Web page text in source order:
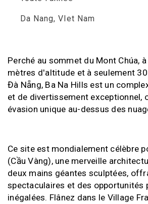
Da Nang, VIet Nam
Perché au sommet du Mont Chúa,
mètres d'altitude et à seulement
Đà Nẵng, Ba Na Hills est un
et de divertissement exceptionnel,
évasion unique au-dessus des
Ce site est mondialement célèbre
(Cầu Vàng), une merveille
deux mains géantes sculptées,
spectaculaires et des opportunités
inégalées. Flânez dans le Village